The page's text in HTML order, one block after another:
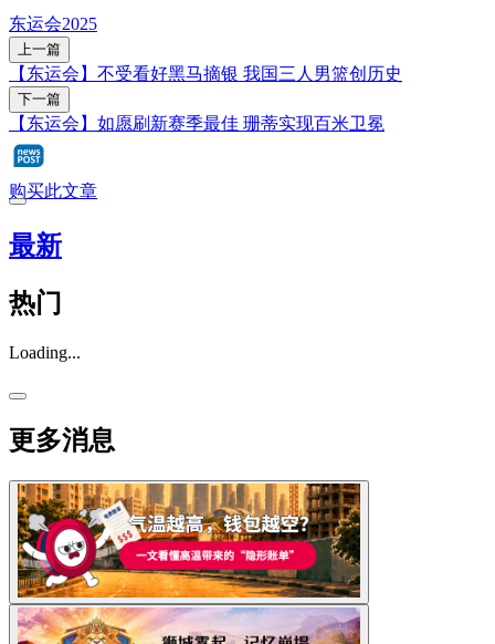
东运会2025
上一篇
【东运会】不受看好黑马摘银 我国三人男篮创历史
下一篇
【东运会】如愿刷新赛季最佳 珊蒂实现百米卫冕
购买此文章
最新
热门
Loading...
更多消息